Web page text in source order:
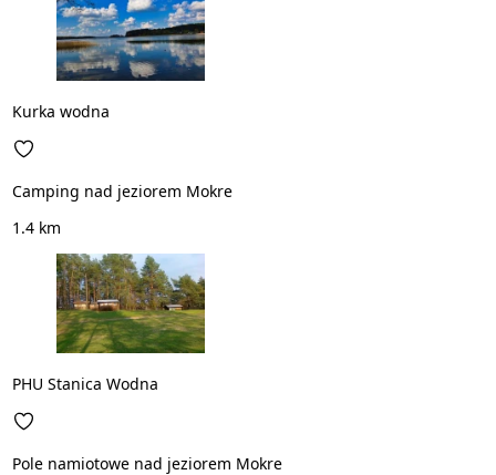
Kurka wodna
Camping nad jeziorem Mokre
1.4 km
PHU Stanica Wodna
Pole namiotowe nad jeziorem Mokre